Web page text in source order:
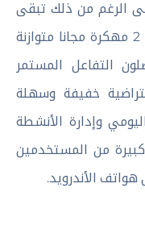
الرغم من ذلك تبقى
تجربة لعبة صديقتي أنجيلا المتكلمة 2 مهكرة مجانا متوازنة
التفاعل المستمر
خفيفة وسهلة
وإدارة الأنشطة
من المستخدمين
الأندرويد.